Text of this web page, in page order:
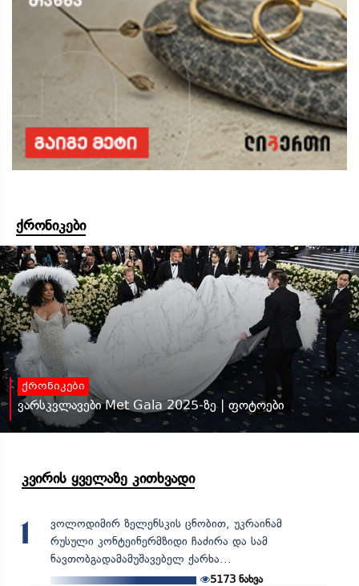
ქრონიკები
ქრონიკები
ვარსკვლავები Met Gala 2025-ზე | ფოტოები
კვირის ყველაზე კითხვადი
1
ვოლოდიმირ ზელენსკის ცნობით, უკრაინამ
რუსული კონტეინერმზიდი ჩაძირა და სამ
ნავთობგადამამუშავებელ ქარხა...
5173 ნახვა